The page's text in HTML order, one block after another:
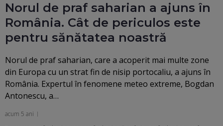
Norul de praf saharian a ajuns în
România. Cât de periculos este
pentru sănătatea noastră
Norul de praf saharian, care a acoperit mai multe zone
din Europa cu un strat fin de nisip portocaliu, a ajuns în
România. Expertul în fenomene meteo extreme, Bogdan
Antonescu, a…
acum 5 ani